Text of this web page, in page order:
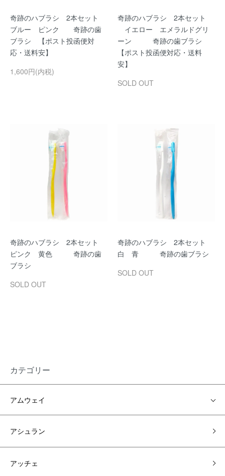
奇跡のハブラシ 2本セット
ブルー ピンク 奇跡の歯
ブラシ 【ポスト投函便対
応・送料安】
1,600円(内税)
奇跡のハブラシ 2本セット
イエロー エメラルドグリ
ーン 奇跡の歯ブラシ
【ポスト投函便対応・送料
安】
SOLD OUT
奇跡のハブラシ 2本セット
ピンク 黄色 奇跡の歯
ブラシ
SOLD OUT
奇跡のハブラシ 2本セット
白 青 奇跡の歯ブラシ
SOLD OUT
カテゴリー
アムウェイ
アシュラン
アッチェ